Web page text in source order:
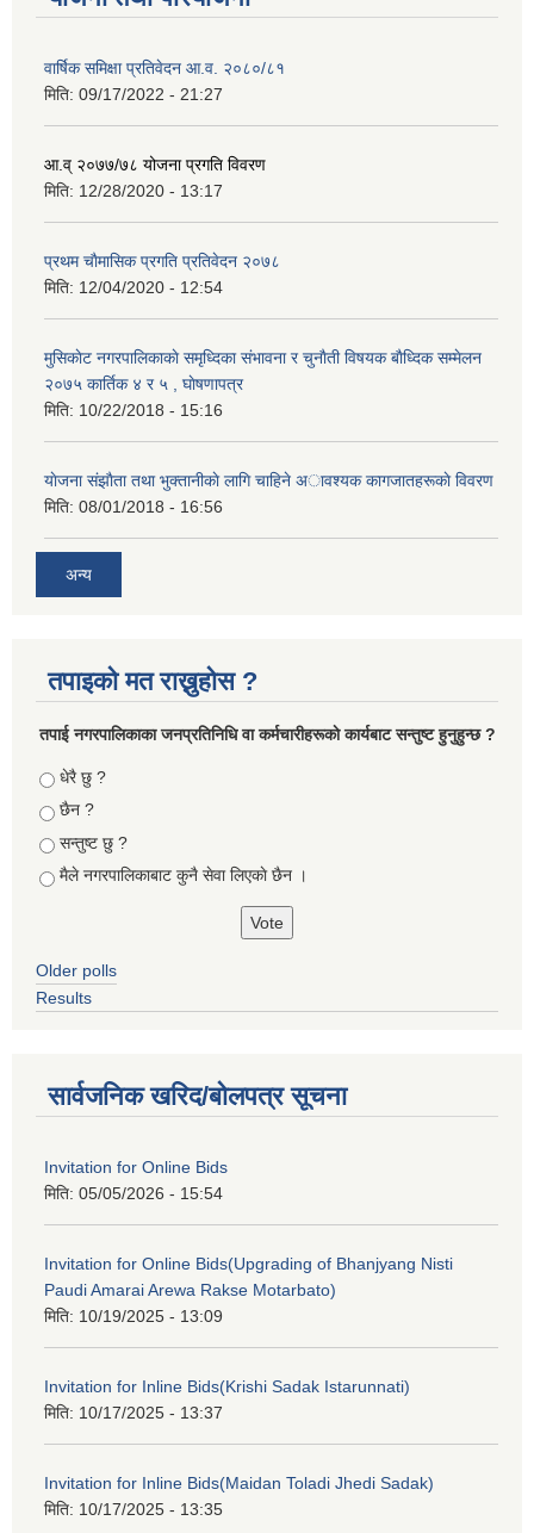
वार्षिक समिक्षा प्रतिवेदन आ.व. २०८०/८१
मिति: 09/17/2022 - 21:27
आ.व् २०७७/७८ योजना प्रगति विवरण
मिति: 12/28/2020 - 13:17
प्रथम चाैमासिक प्रगति प्रतिवेदन २०७८
मिति: 12/04/2020 - 12:54
मुसिकाेट नगरपालिकाकाे समृध्दिका संभावना र चुनाैती विषयक बाैध्दिक सम्मेलन
२०७५ कार्तिक ४ र ५ , घाेषणापत्र
मिति: 10/22/2018 - 15:16
याेजना संझाैता तथा भुक्तानीकाे लागि चाहिने अावश्यक कागजातहरूकाे विवरण
मिति: 08/01/2018 - 16:56
अन्य
तपाइको मत राख्नुहोस ?
तपा‌ई नगरपालिकाका जनप्रतिनिधि वा कर्मचारीहरूकाे कार्यबाट सन्तुष्ट हुनुहुन्छ ?
Choices
धेरै छु ?
छैन ?
सन्तुष्ट छु ?
मैले नगरपालिकाबाट कुनै सेवा लिएकाे छैन ।
Older polls
Results
सार्वजनिक खरिद/बोलपत्र सूचना
Invitation for Online Bids
मिति: 05/05/2026 - 15:54
Invitation for Online Bids(Upgrading of Bhanjyang Nisti
Paudi Amarai Arewa Rakse Motarbato)
मिति: 10/19/2025 - 13:09
Invitation for Inline Bids(Krishi Sadak Istarunnati)
मिति: 10/17/2025 - 13:37
Invitation for Inline Bids(Maidan Toladi Jhedi Sadak)
मिति: 10/17/2025 - 13:35